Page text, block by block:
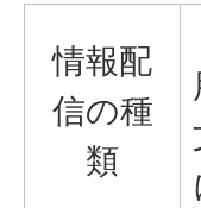
情報配
信の種
類